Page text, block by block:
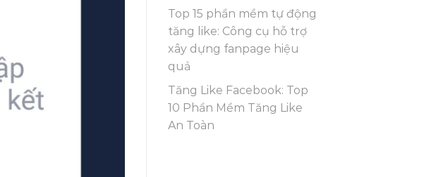
Top 15 phần mềm tự động
tăng like: Công cụ hỗ trợ
xây dựng fanpage hiệu
quả
Tăng Like Facebook: Top
10 Phần Mềm Tăng Like
An Toàn